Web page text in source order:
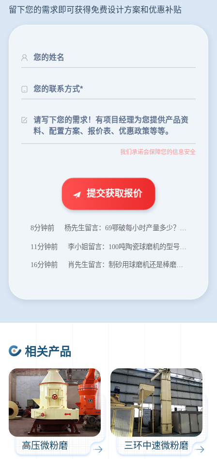
留下您的需求即可获得免费设计方案和优惠补贴
我们承诺会保障您的信息安全
提交获取报价
24分钟前 朱先生留言：制砂机3000吨一套多少钱？
35分钟前 张先生留言：碎石机有几种型号？碎石机械设备一套价格？
武先生留言：年产100万吨机制砂，用什么设备？
王先生留言：建一条石料破碎生产线，规模300吨/小时，提供设备选型和报价。
陈先生留言：每小时100吨建筑垃圾粉碎机？推荐用什么型号？
8分钟前 杨先生留言：69鄂破每小时产量多少？参数和工作视频。
11分钟前 李小姐留言：100吨陶瓷球磨机的型号和参数？
16分钟前 肖先生留言：制砂用球磨机还是棒磨机？每小时100吨价格。
24分钟前 朱先生留言：制砂机3000吨一套多少钱？
1分钟前 谢先生留言：球磨机多少钱一台？提供型号和参数。
2分钟前 王先生留言：建一条石料破碎生产线，规模300吨/小时，提供设备选型和报价。
5分钟前 陈先生留言：每小时100吨建筑垃圾粉碎机？推荐用什么型号？
相关产品
高压微粉磨 三环中速微粉磨